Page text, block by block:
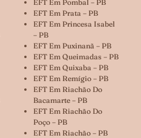
EFT Em Pombal – PB
EFT Em Prata – PB
EFT Em Princesa Isabel
– PB
EFT Em Puxinanã – PB
EFT Em Queimadas – PB
EFT Em Quixaba – PB
EFT Em Remígio – PB
EFT Em Riachão Do
Bacamarte – PB
EFT Em Riachão Do
Poço – PB
EFT Em Riachão – PB